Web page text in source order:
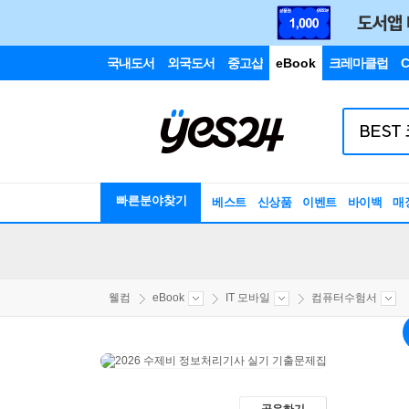
국내도서 외국도서 중고샵 eBook 크레마클럽
빠른분야찾기 베스트 신상품 이벤트 바이백 매
웰컴 eBook IT 모바일 컴퓨터수험서